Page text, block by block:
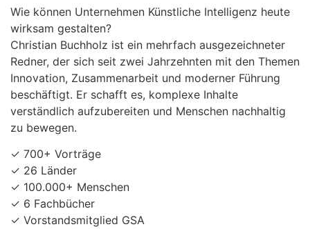
Wie können Unternehmen Künstliche Intelligenz heute
wirksam gestalten?
Christian Buchholz ist ein mehrfach ausgezeichneter
Redner, der sich seit zwei Jahrzehnten mit den Themen
Innovation, Zusammenarbeit und moderner Führung
beschäftigt. Er schafft es, komplexe Inhalte
verständlich aufzubereiten und Menschen nachhaltig
zu bewegen.
✓ 700+ Vorträge
✓ 26 Länder
✓ 100.000+ Menschen
✓ 6 Fachbücher
✓ Vorstandsmitglied GSA